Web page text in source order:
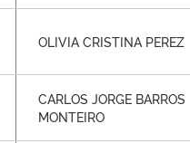
OLIVIA CRISTINA PEREZ
CARLOS JORGE BARROS
MONTEIRO